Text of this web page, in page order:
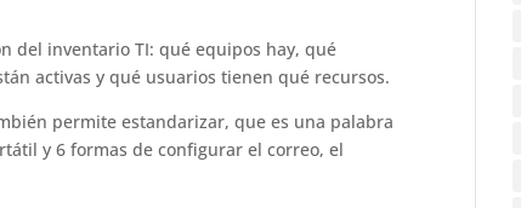
del inventario TI: qué equipos hay, qué
activas y qué usuarios tienen qué recursos.
permite estandarizar, que es una palabra
y 6 formas de configurar el correo, el